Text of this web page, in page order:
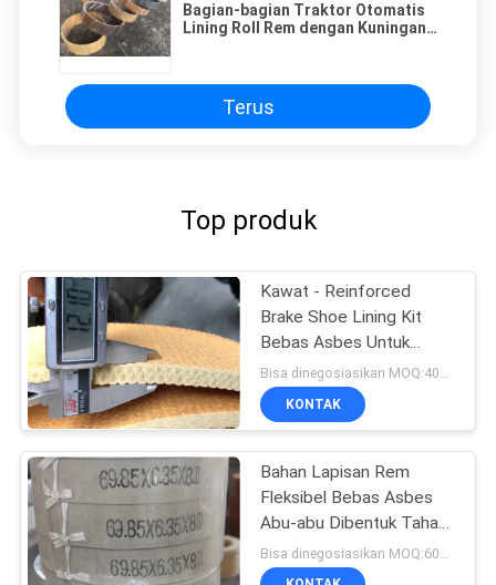
Bagian-bagian Traktor Otomatis
Lining Roll Rem dengan Kuningan
Terus
Top produk
Kawat - Reinforced
Brake Shoe Lining Kit
Bebas Asbes Untuk
Sumur Minyak Winch
KONTAK
Bahan Lapisan Rem
Fleksibel Bebas Asbes
Abu-abu Dibentuk Tahan
Panas